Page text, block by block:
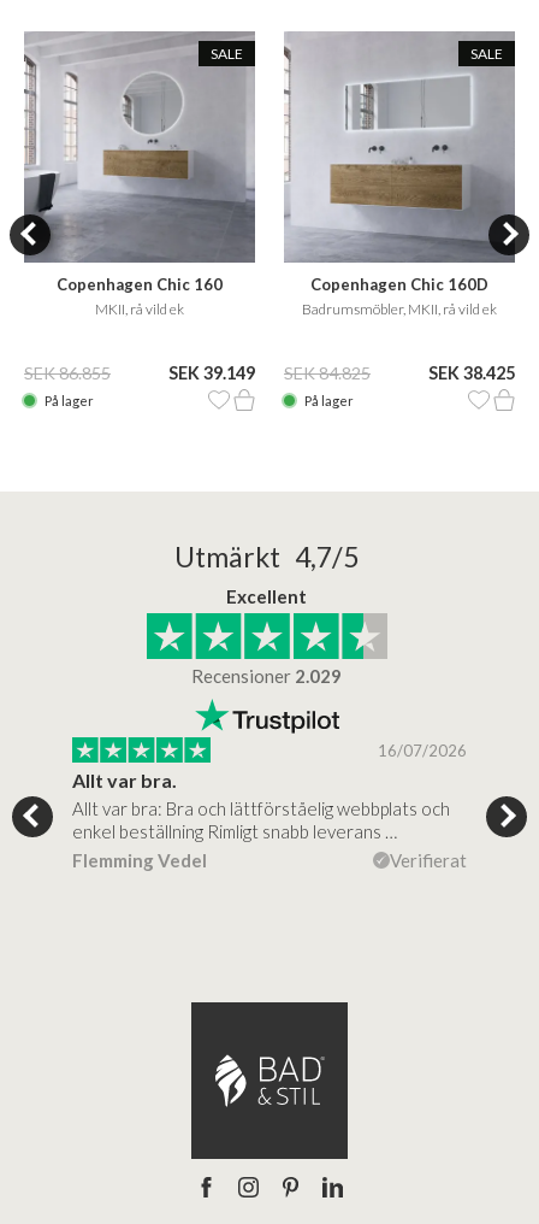
SALE
Copenhagen Chic 160
MKII, rå vild ek
SEK 86.855 SEK 39.149
På lager
SALE
Copenhagen Chic 160D
Badrumsmöbler, MKII, rå vild ek
SEK 84.825 SEK 38.425
På lager
Utmärkt 4,7/5
Excellent
Recensioner 2.029
16/07/2026
Allt var bra.
Allt var bra: Bra och lättförståelig webbplats och
enkel beställning Rimligt snabb leverans …
Flemming Vedel
Verifierat
Jag